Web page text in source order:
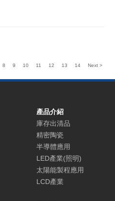
8 9 10 11 12 13 14 Next >
產品介紹
庫存出清品
精密陶瓷
半導體應用
LED產業(照明)
太陽能製程應用
LCD產業